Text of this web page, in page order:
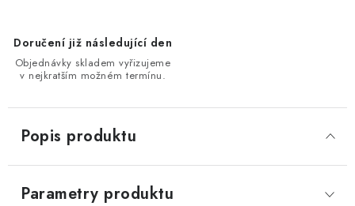
Doručení již následující den
Objednávky skladem vyřizujeme
v nejkratším možném termínu.
Popis produktu
Parametry produktu